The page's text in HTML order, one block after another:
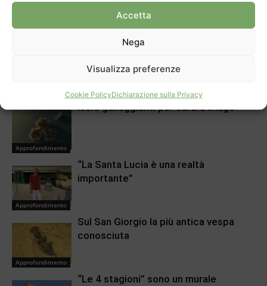
Accetta
Nega
Visualizza preferenze
Cookie PolicyDichiarazione sulla Privacy
Articolo precedente Prossimo articolo
DI PIÙ DELLO STESSO AUTORE
Approfondimento
Isole galleggianti per curare il lago
Approfondimento
“La Santa Lucia è una realtà
importante”
Approfondimento
Sul San Giorgio la più antica vespa
conosciuta
“Le 4 stagioni” sono un murale